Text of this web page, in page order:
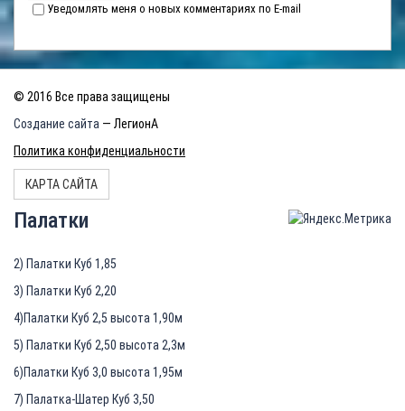
Уведомлять меня о новых комментариях по E-mail
© 2016 Все права защищены
Создание сайта — ЛегионА
Политика конфиденциальности
КАРТА САЙТА
Палатки
2) Палатки Куб 1,85
3) Палатки Куб 2,20
4)Палатки Куб 2,5 высота 1,90м
5) Палатки Куб 2,50 высота 2,3м
6)Палатки Куб 3,0 высота 1,95м
7) Палатка-Шатер Куб 3,50